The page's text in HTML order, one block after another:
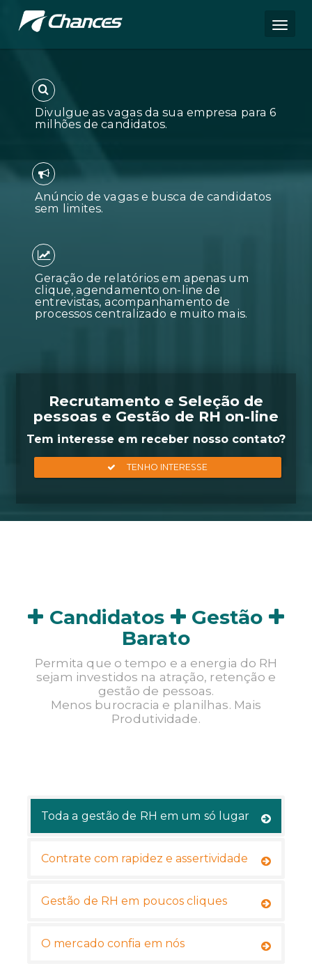
milhões de candidatos.
Anúncio de vagas e busca de
sem limites.
clique, agendamento on-line de
entrevistas, acompanhamento
processos centralizado e muito
TENHO INTERESSE
Candidatos
Gestão
Barato
Permita que o tempo e a energia do RH
sejam investidos na atração, retenção e
gestão de pessoas.
Menos burocracia e planilhas. Mais
Produtividade.
Toda a gestão de RH em um só lugar
Contrate com rapidez e assertividade
Gestão de RH em poucos cliques
O mercado confia em nós